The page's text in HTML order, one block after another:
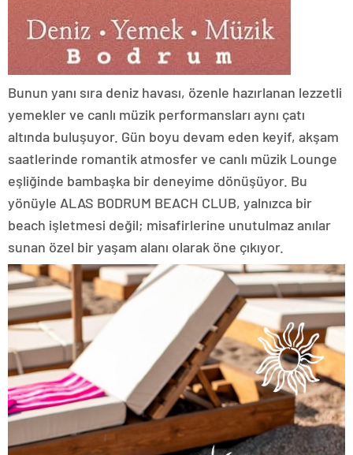
Bunun yanı sıra deniz havası, özenle hazırlanan lezzetli
yemekler ve canlı müzik performansları aynı çatı
altında buluşuyor. Gün boyu devam eden keyif, akşam
saatlerinde romantik atmosfer ve canlı müzik Lounge
eşliğinde bambaşka bir deneyime dönüşüyor. Bu
yönüyle ALAS BODRUM BEACH CLUB, yalnızca bir
beach işletmesi değil; misafirlerine unutulmaz anılar
sunan özel bir yaşam alanı olarak öne çıkıyor.